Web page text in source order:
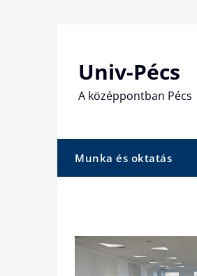
Univ-Pécs
A középpontban Pécs
Munka és oktatás